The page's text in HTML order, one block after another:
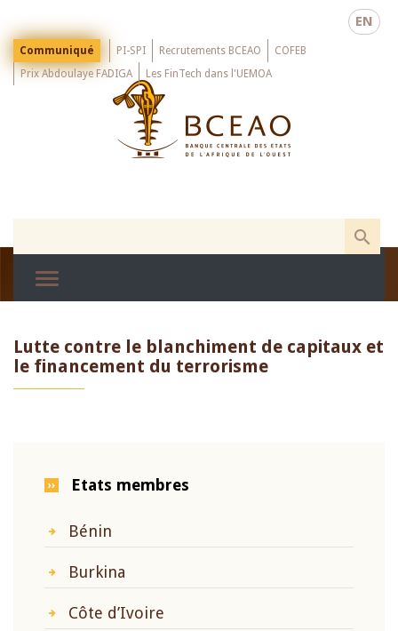
main
EN
Menu
Top
Communiqué PI-SPI Recrutements BCEAO
COFEB
Prix Abdoulaye FADIGA
Les FinTech dans l'UEMOA
Lutte contre le blanchiment de capitaux et
le financement du terrorisme
Etats membres
Bénin
Burkina
Côte d’Ivoire